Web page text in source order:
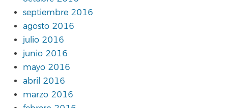
septiembre 2016
agosto 2016
julio 2016
junio 2016
mayo 2016
abril 2016
marzo 2016